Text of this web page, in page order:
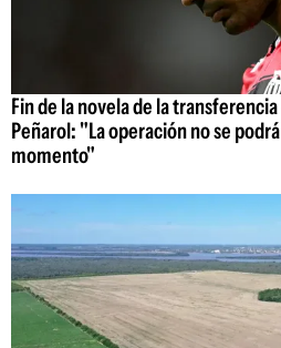
Fin de la novela de la
Peñarol: "La operación no se
momento"